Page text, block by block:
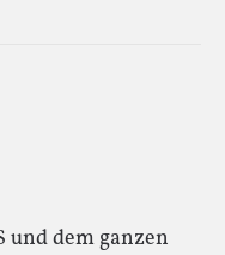
und dem ganzen